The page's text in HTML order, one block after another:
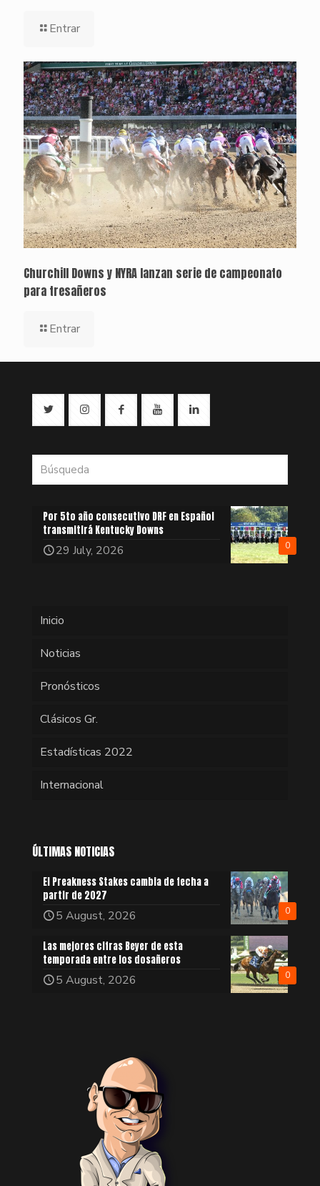
Entrar
Churchill Downs y NYRA lanzan serie de campeonato
para tresañeros
Entrar
0
Por 5to año consecutivo DRF en Español
transmitirá Kentucky Downs
29 July, 2026
Inicio
Noticias
Pronósticos
Clásicos Gr.
Estadísticas 2022
Internacional
ÚLTIMAS NOTICIAS
0
El Preakness Stakes cambia de fecha a
partir de 2027
5 August, 2026
0
Las mejores cifras Beyer de esta
temporada entre los dosañeros
5 August, 2026